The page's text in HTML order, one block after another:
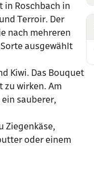
in Roschbach in
Terroir. Der
nach mehreren
ausgewählt
Kiwi. Das Bouquet
zu wirken. Am
sauberer,
Ziegenkäse,
oder einem